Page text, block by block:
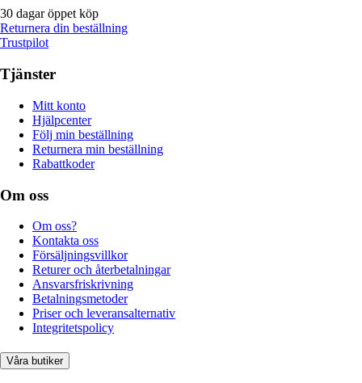
30 dagar öppet köp
Returnera din beställning
Trustpilot
Tjänster
Mitt konto
Hjälpcenter
Följ min beställning
Returnera min beställning
Rabattkoder
Om oss
Om oss?
Kontakta oss
Försäljningsvillkor
Returer och återbetalningar
Ansvarsfriskrivning
Betalningsmetoder
Priser och leveransalternativ
Integritetspolicy
Våra butiker